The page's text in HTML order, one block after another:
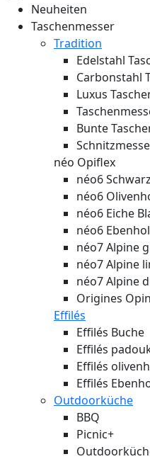
Neuheiten
Taschenmesser
Tradition
Edelstahl
Carbonstahl
Luxus
Bunte
néo Opiflex
néo6
néo6
néo6 Eiche
néo6
néo7 Alpine
néo7 Alpine
néo7 Alpine
Origines
Effilés
Effilés Buche
Effilés
Effilés
Effilés
Outdoorküche
BBQ
Picnic+